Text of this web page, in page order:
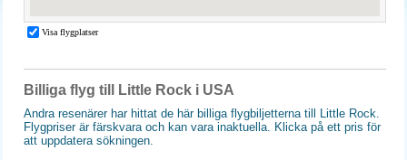
Billiga flyg till Little Rock i USA
Andra resenärer har hittat de här billiga flygbiljetterna till Little Rock.
Flygpriser är färskvara och kan vara inaktuella. Klicka på ett pris för
att uppdatera sökningen.